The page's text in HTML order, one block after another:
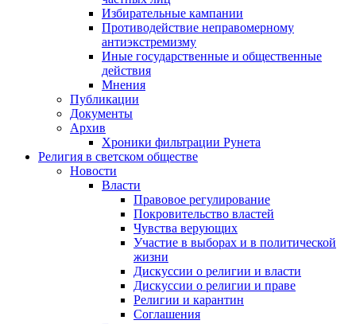
Избирательные кампании
Противодействие неправомерному
антиэкстремизму
Иные государственные и общественные
действия
Мнения
Публикации
Документы
Архив
Хроники фильтрации Рунета
Религия в светском обществе
Новости
Власти
Правовое регулирование
Покровительство властей
Чувства верующих
Участие в выборах и в политической
жизни
Дискуссии о религии и власти
Дискуссии о религии и праве
Религии и карантин
Соглашения